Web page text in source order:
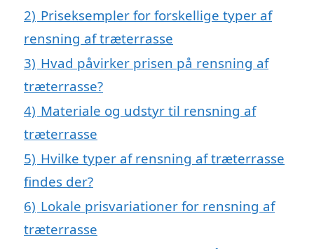
2) Priseksempler for forskellige typer af
rensning af træterrasse
3) Hvad påvirker prisen på rensning af
træterrasse?
4) Materiale og udstyr til rensning af
træterrasse
5) Hvilke typer af rensning af træterrasse
findes der?
6) Lokale prisvariationer for rensning af
træterrasse